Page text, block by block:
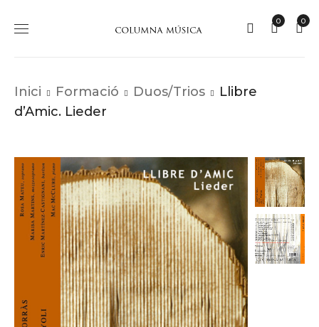
0
0
Inici Formació Duos/Trios
Llibre
d’Amic. Lieder